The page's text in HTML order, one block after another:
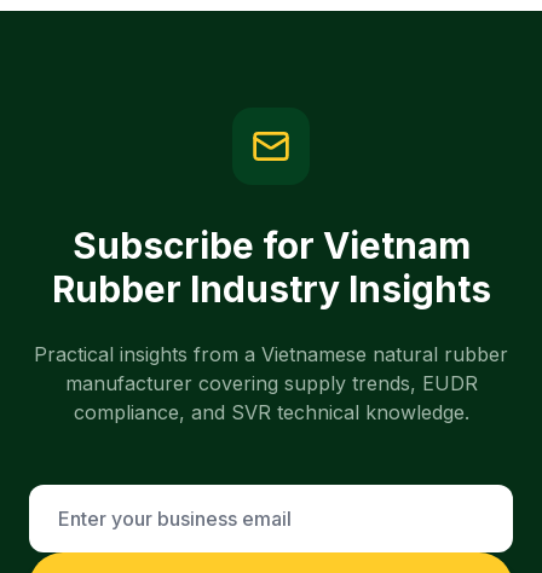
Subscribe for Vietnam
Rubber Industry Insights
Practical insights from a Vietnamese natural rubber
manufacturer covering supply trends, EUDR
compliance, and SVR technical knowledge.